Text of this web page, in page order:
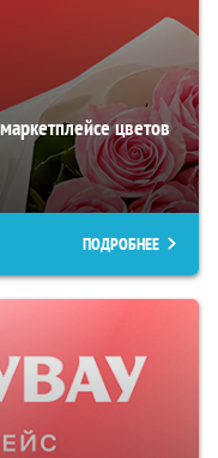
цветов
ПОДРОБНЕЕ